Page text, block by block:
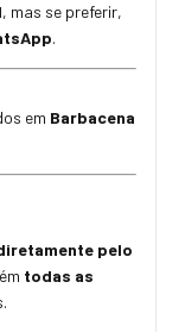
, mas se preferir,
.
em Barbacena
pelo
todas as